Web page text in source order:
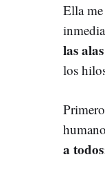
Ella
las
los
a